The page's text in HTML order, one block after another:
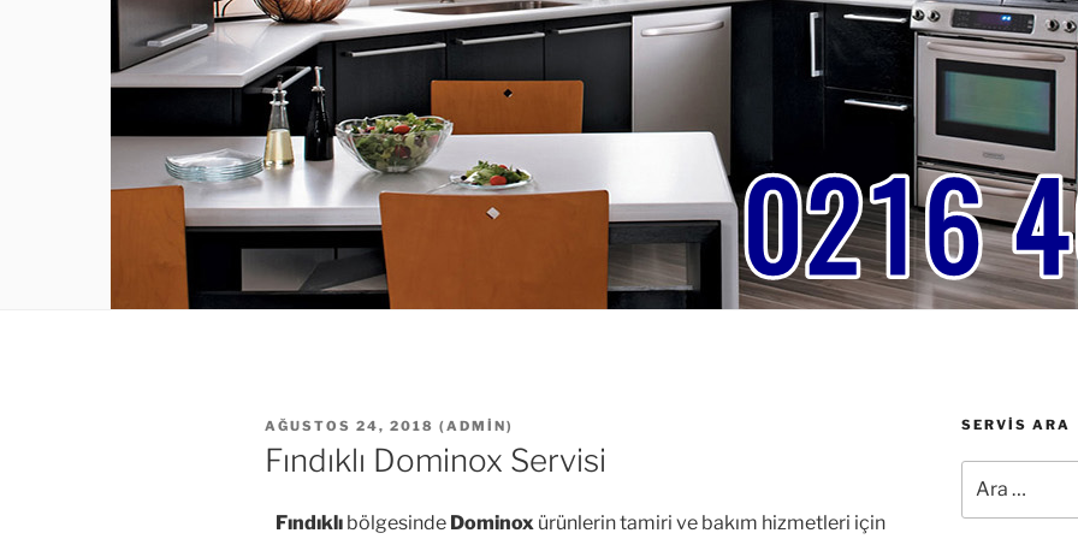
YAYIM
TARIHI
AĞUSTOS 24, 2018 ( ADMIN)
Fındıklı Dominox Servisi
Fındıklıbölgesinde Dominoxürünlerin tamiri ve bakım hizmetleri için
SERVIS ARA